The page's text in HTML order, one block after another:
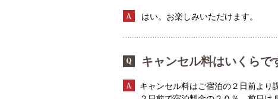
はい。お楽しみいただけます。
キャンセル料はいくらで
キャンセル料はご宿泊の２日前より